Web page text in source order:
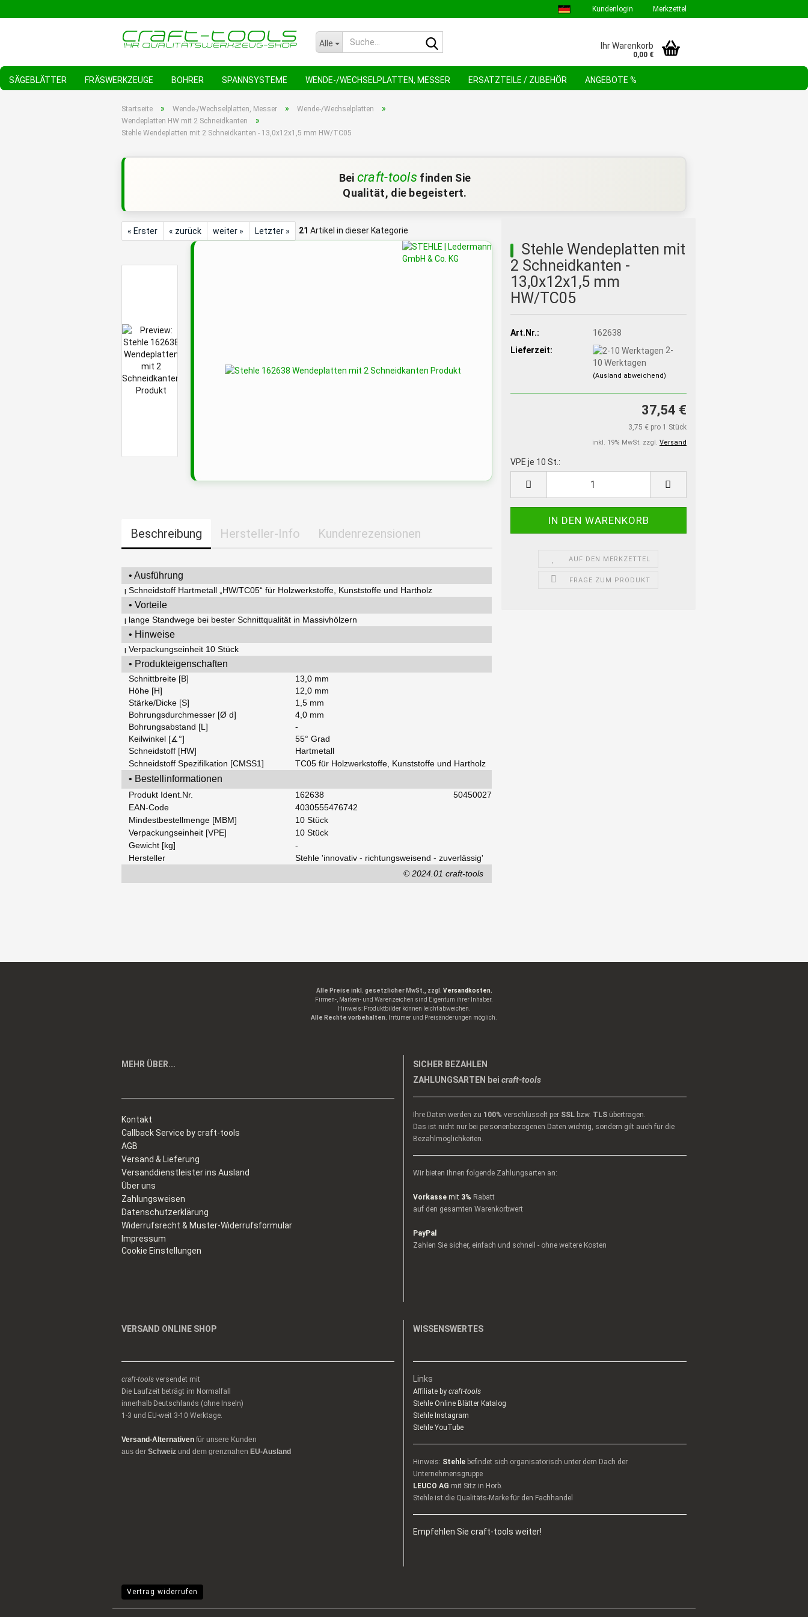
Kundenlogin Merkzettel
Alle
Ihr Warenkorb
0,00 €
SÄGEBLÄTTER FRÄSWERKZEUGE BOHRER SPANNSYSTEME WENDE-/WECHSELPLATTEN, MESSER ERSATZTEILE / ZUBEHÖR ANGEBOTE %
Startseite » Wende-/Wechselplatten, Messer » Wende-/Wechselplatten »
Wendeplatten HW mit 2 Schneidkanten »
Stehle Wendeplatten mit 2 Schneidkanten - 13,0x12x1,5 mm HW/TC05
Bei craft-tools finden Sie
Qualität, die begeistert.
« Erster « zurück weiter » Letzter » 21 Artikel in dieser Kategorie
Stehle Wendeplatten mit
2 Schneidkanten -
13,0x12x1,5 mm
HW/TC05
Art.Nr.:
162638
Lieferzeit:
2-
10 Werktagen
(Ausland abweichend)
37,54 €
3,75 € pro 1 Stück
inkl. 19% MwSt. zzgl. Versand
VPE je 10 St.:
10
AUF DEN MERKZETTEL
FRAGE ZUM PRODUKT
Beschreibung Hersteller-Info Kundenrezensionen
• Ausführung
| Schneidstoff Hartmetall „HW/TC05“ für Holzwerkstoffe, Kunststoffe und Hartholz
• Vorteile
| lange Standwege bei bester Schnittqualität in Massivhölzern
• Hinweise
| Verpackungseinheit 10 Stück
• Produkteigenschaften
Schnittbreite [B]
13,0 mm
Höhe [H]
12,0 mm
Stärke/Dicke [S]
1,5 mm
Bohrungsdurchmesser [Ø d]
4,0 mm
Bohrungsabstand [L]
-
Keilwinkel [∡°]
55° Grad
Schneidstoff [HW]
Hartmetall
Schneidstoff Spezifilkation [CMSS1]
TC05 für Holzwerkstoffe, Kunststoffe und Hartholz
• Bestellinformationen
Produkt Ident.Nr. 162638
50450027
EAN-Code
4030555476742
Mindestbestellmenge [MBM]
10 Stück
Verpackungseinheit [VPE]
10 Stück
Gewicht [kg]
-
Hersteller
Stehle 'innovativ - richtungsweisend - zuverlässig'
© 2024.01 craft-tools
Alle Preise inkl. gesetzlicher MwSt., zzgl. Versandkosten.
Firmen-, Marken- und Warenzeichen sind Eigentum ihrer Inhaber.
Hinweis: Produktbilder können leicht abweichen.
Alle Rechte vorbehalten.
Irrtümer und Preisänderungen möglich.
MEHR ÜBER...
Kontakt
Callback Service by craft-tools
AGB
Versand & Lieferung
Versanddienstleister ins Ausland
Über uns
Zahlungsweisen
Datenschutzerklärung
Widerrufsrecht & Muster-Widerrufsformular
Impressum
Cookie Einstellungen
SICHER BEZAHLEN
ZAHLUNGSARTEN bei craft-tools
Ihre Daten werden zu 100% verschlüsselt per SSL bzw. TLS übertragen.
Das ist nicht nur bei personenbezogenen Daten wichtig, sondern gilt auch für die
Bezahlmöglichkeiten.
Wir bieten Ihnen folgende Zahlungsarten an:
Vorkasse mit 3% Rabatt
auf den gesamten Warenkorbwert
PayPal
Zahlen Sie sicher, einfach und schnell - ohne weitere Kosten
VERSAND ONLINE SHOP
craft-tools versendet mit
Die Laufzeit beträgt im Normalfall
innerhalb Deutschlands (ohne Inseln)
1-3 und EU-weit 3-10 Werktage.
Versand-Alternativen für unsere Kunden
aus der Schweiz und dem grenznahen EU-Ausland
WISSENSWERTES
Links
Affiliate by craft-tools
Stehle Online Blätter Katalog
Stehle Instagram
Stehle YouTube
Hinweis: Stehle befindet sich organisatorisch unter dem Dach der
Unternehmensgruppe
LEUCO AG mit Sitz in Horb.
Stehle ist die Qualitäts-Marke für den Fachhandel
Empfehlen Sie craft-tools weiter!
Vertrag widerrufen